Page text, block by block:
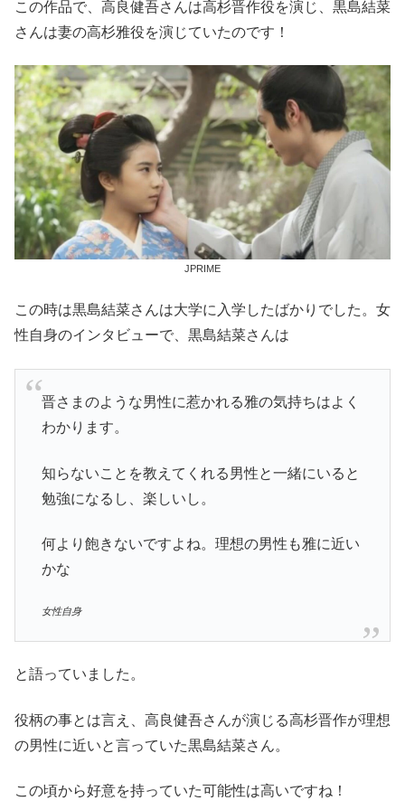
この作品で、高良健吾さんは高杉晋作役を演じ、黒島結菜
さんは妻の高杉雅役を演じていたのです！
JPRIME
この時は黒島結菜さんは大学に入学したばかりでした。女
性自身のインタビューで、黒島結菜さんは
晋さまのような男性に惹かれる雅の気持ちはよく
わかります。
知らないことを教えてくれる男性と一緒にいると
勉強になるし、楽しいし。
何より飽きないですよね。理想の男性も雅に近い
かな
女性自身
と語っていました。
役柄の事とは言え、高良健吾さんが演じる高杉晋作が理想
の男性に近いと言っていた黒島結菜さん。
この頃から好意を持っていた可能性は高いですね！